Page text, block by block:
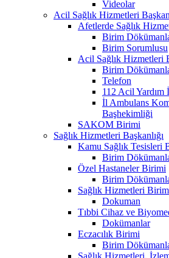
Videolar
Acil Sağlık Hizmetleri
Afetlerde Sağlık
Birim
Birim Sorumlusu
Acil Sağlık Hizmetleri
Birim
Telefon
112 Acil Yardım
İl Ambulans
Başhekimliği
SAKOM Birimi
Sağlık Hizmetleri Başkanlığı
Kamu Sağlık Tesisleri
Birim
Özel Hastaneler Birimi
Birim
Sağlık Hizmetleri
Dokuman
Tıbbi Cihaz ve
Dokümanlar
Eczacılık Birimi
Birim
Sağlık Hizmetleri,